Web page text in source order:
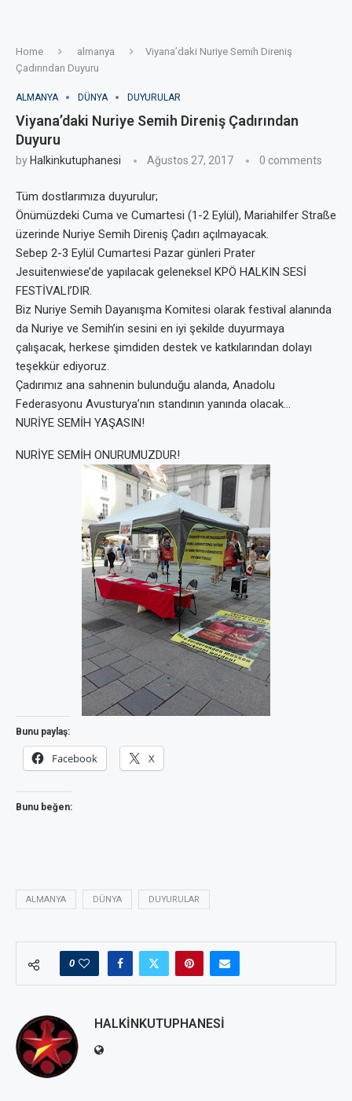
Home almanya
Viyana’daki Nuriye Semih Direniş
Çadırından Duyuru
ALMANYA DÜNYA DUYURULAR
Viyana’daki Nuriye Semih Direniş Çadırından
Duyuru
by Halkinkutuphanesi Ağustos 27, 2017 0 comments
Tüm dostlarımıza duyurulur;
Önümüzdeki Cuma ve Cumartesi (1-2 Eylül), Mariahilfer Straße
üzerinde Nuriye Semih Direniş Çadırı açılmayacak.
Sebep 2-3 Eylül Cumartesi Pazar günleri Prater
Jesuitenwiese’de yapılacak geleneksel KPÖ HALKIN SESİ
FESTİVALI’DIR.
Biz Nuriye Semih Dayanışma Komitesi olarak festival alanında
da Nuriye ve Semih’in sesini en iyi şekilde duyurmaya
çalışacak, herkese şimdiden destek ve katkılarından dolayı
teşekkür ediyoruz.
Çadırımız ana sahnenin bulunduğu alanda, Anadolu
Federasyonu Avusturya’nın standının yanında olacak…
NURİYE SEMİH YAŞASIN!
NURİYE SEMİH ONURUMUZDUR!
Bunu paylaş:
Facebook X
Bunu beğen:
ALMANYA DÜNYA DUYURULAR
0
HALKINKUTUPHANESI